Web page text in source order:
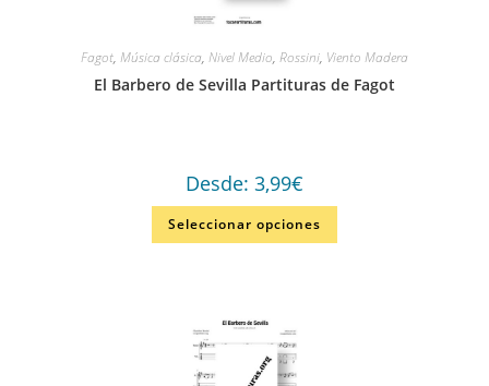
Fagot, Música clásica, Nivel Medio, Rossini, Viento Madera
El Barbero de Sevilla Partituras de Fagot
Desde: 3,99€
Seleccionar opciones